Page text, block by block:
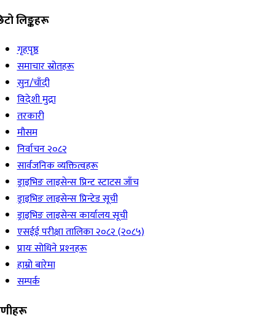
लिङ्कहरू
गृहपृष्ठ
समाचार स्रोतहरू
सुन/चाँदी
विदेशी मुद्रा
तरकारी
मौसम
निर्वाचन २०८२
सार्वजनिक व्यक्तित्वहरू
ड्राइभिङ लाइसेन्स प्रिन्ट स्टाटस जाँच
ड्राइभिङ लाइसेन्स प्रिन्टेड सूची
ड्राइभिङ लाइसेन्स कार्यालय सूची
एसईई परीक्षा तालिका २०८२ (२०८५)
प्रायः सोधिने प्रश्‍नहरू
हाम्रो बारेमा
सम्पर्क